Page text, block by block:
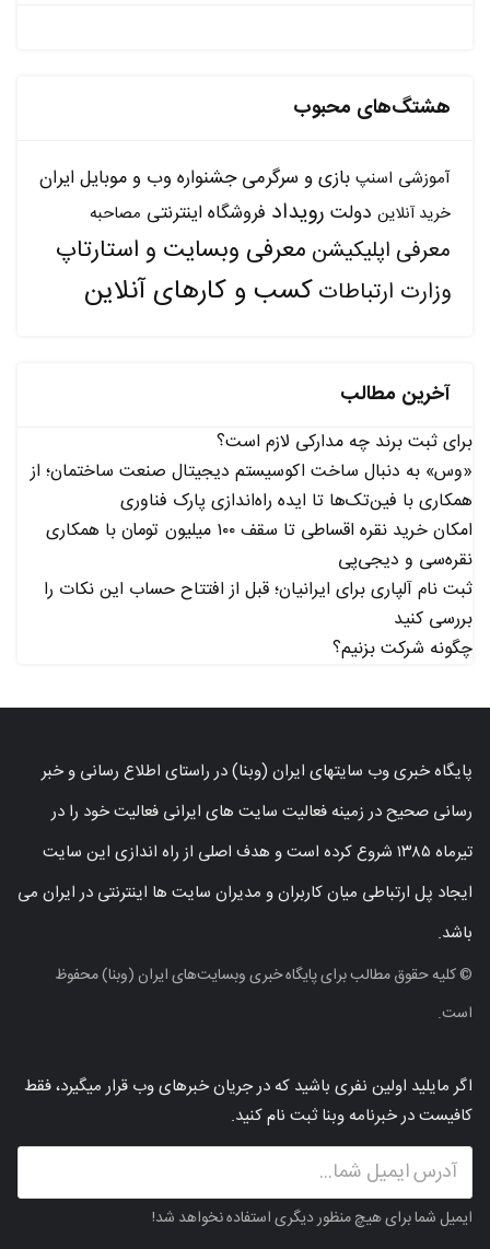
هشتگ‌های محبوب
آموزشی اسنپ بازی و سرگرمی جشنواره وب و موبایل ایران
خرید آنلاین دولت رویداد فروشگاه اینترنتی مصاحبه
معرفی اپلیکیشن معرفی وبسایت و استارتاپ
وزارت ارتباطاتکسب و کارهای آنلاین
آخرین مطالب
برای ثبت برند چه مدارکی لازم است؟
«وس» به دنبال ساخت اکوسیستم دیجیتال صنعت ساختمان؛ از
همکاری با فین‌تک‌ها تا ایده راه‌اندازی پارک فناوری
امکان خرید نقره اقساطی تا سقف ۱۰۰ میلیون تومان با همکاری
نقره‌سی و دیجی‌پی
ثبت نام آلپاری برای ایرانیان؛ قبل از افتتاح حساب این نکات را
بررسی کنید
چگونه شرکت بزنیم؟
پایگاه خبری وب سایتهای ایران (وبنا) در راستای اطلاع رسانی و خبر
رسانی صحیح در زمینه فعالیت سایت های ایرانی فعالیت خود را در
تیرماه ۱۳۸۵ شروع کرده است و هدف اصلی از راه اندازی این سایت
ایجاد پل ارتباطی میان کاربران و مدیران سایت ها اینترنتی در ایران می
باشد.
© کلیه حقوق مطالب برای پایگاه خبری وبسایت‌های ایران (وبنا) محفوظ
است.
اگر مایلید اولین نفری باشید که در جریان خبرهای وب قرار میگیرد، فقط
کافیست در خبرنامه وبنا ثبت نام کنید.
ایمیل شما برای هیچ منظور دیگری استفاده نخواهد شد!